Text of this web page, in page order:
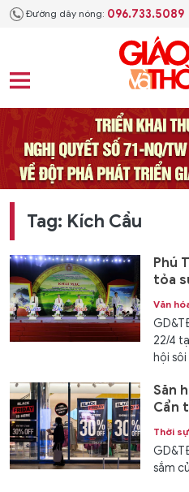
Đường dây nóng: 096.733.5089
Tag: Kích Cầu
Phú
tỏa
Văn
22/4
hội
Săn
Cẩn
tật
Thời sự
sắm